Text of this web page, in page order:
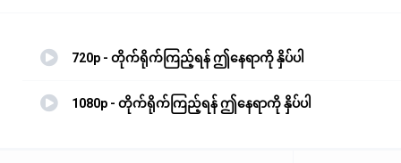
720p - တိုက်ရိုက်ကြည့်ရန် ဤနေရာကို နှိပ်ပါ
1080p - တိုက်ရိုက်ကြည့်ရန် ဤနေရာကို နှိပ်ပါ